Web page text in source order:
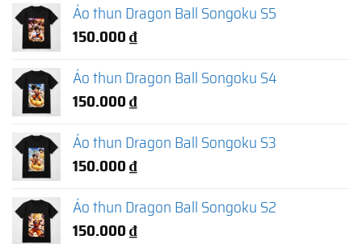
Áo thun Dragon Ball Songoku S5
150.000₫
Áo thun Dragon Ball Songoku S4
150.000₫
Áo thun Dragon Ball Songoku S3
150.000₫
Áo thun Dragon Ball Songoku S2
150.000₫